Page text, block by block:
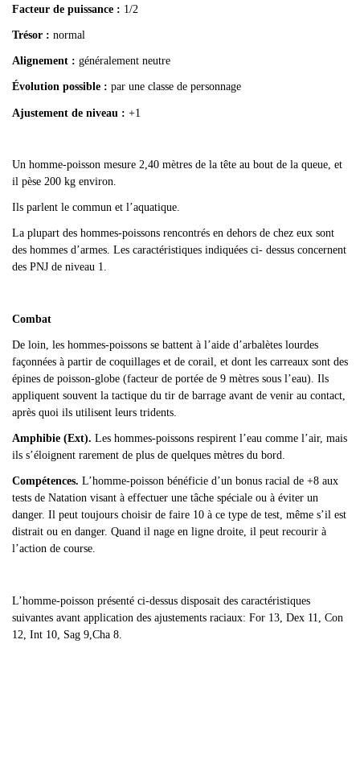
Facteur de puissance : 1/2
Trésor : normal
Alignement : généralement neutre
Évolution possible : par une classe de personnage
Ajustement de niveau : +1
Un homme-poisson mesure 2,40 mètres de la tête au bout de la queue, et
il pèse 200 kg environ.
Ils parlent le commun et l’aquatique.
La plupart des hommes-poissons rencontrés en dehors de chez eux sont
des hommes d’armes. Les caractéristiques indiquées ci- dessus concernent
des PNJ de niveau 1.
Combat
De loin, les hommes-poissons se battent à l ’aide d’arbalètes lourdes
façonnées à partir de coquillages et de corail, et dont les carreaux sont des
épines de poisson-globe (facteur de portée de 9 mètres sous l’eau). Ils
appliquent souvent la tactique du tir de barrage avant de venir au contact,
après quoi ils utilisent leurs tridents.
Amphibie (Ext). Les hommes-poissons respirent l’eau comme l’air, mais
ils s’éloignent rarement de plus de quelques mètres du bord.
Compétences. L’homme-poisson bénéficie d’un bonus racial de +8 aux
tests de Natation visant à effectuer une tâche spéciale ou à éviter un
danger. Il peut toujours choisir de faire 10 à ce type de test, même s’il est
distrait ou en danger. Quand il nage en ligne droite, il peut recourir à
l’action de course.
L’homme-poisson présenté ci-dessus disposait des caractéristiques
suivantes avant application des ajustements raciaux: For 13, Dex 11, Con
12, Int 10, Sag 9,Cha 8.